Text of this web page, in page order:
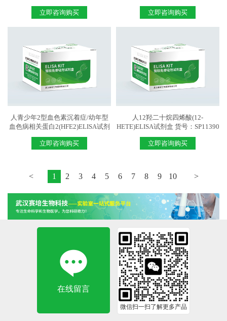
立即咨询购买
立即咨询购买
人青少年2型血色素沉着症/幼年型
血色病相关蛋白2(HFE2)ELISA试剂
盒 货号：SP11645
立即咨询购买
人12羟二十烷四烯酸(12-
HETE)ELISA试剂盒 货号：SP11390
立即咨询购买
< 1 2 3 4 5 6 7 8 9 10 >
在线留言
微信扫一扫了解更多产品